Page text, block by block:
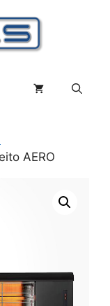
AERO